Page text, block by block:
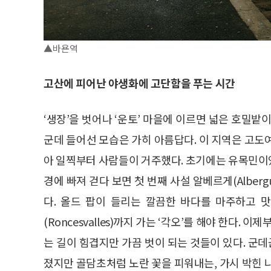
▲바욘역
고산에 피어난 야생화에 고단함을 푸는 시간
‘생장’을 벗어나 ‘운토’ 마을에 이르면 넓은 호밀
군데 들어선 모습은 가히 아름답다. 이 지역은 고
아 일찍부터 사람들이 거주했다. 초기에는 유목민
경에 빠져 걷다 보면 첫 번째 사설 알베르게
다. 올드 팝이 들리는 깔끔한 바다를 마주하고
(Roncesvalles)까지 가는 ‘각오’를 해야 한다. 이
는 길이 힘겹지만 가끔 벗이 되는 것들이 있다. 군
졌지만 골담초처럼 노란 꽃을 피워내는, 가시 박